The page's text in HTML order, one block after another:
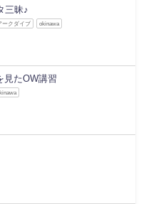
三昧♪
ークダイブ okinawa
見たOW講習